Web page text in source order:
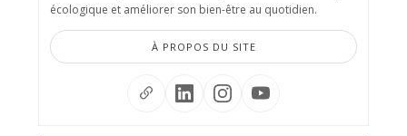
écologique et améliorer son bien-être au quotidien.
À PROPOS DU SITE